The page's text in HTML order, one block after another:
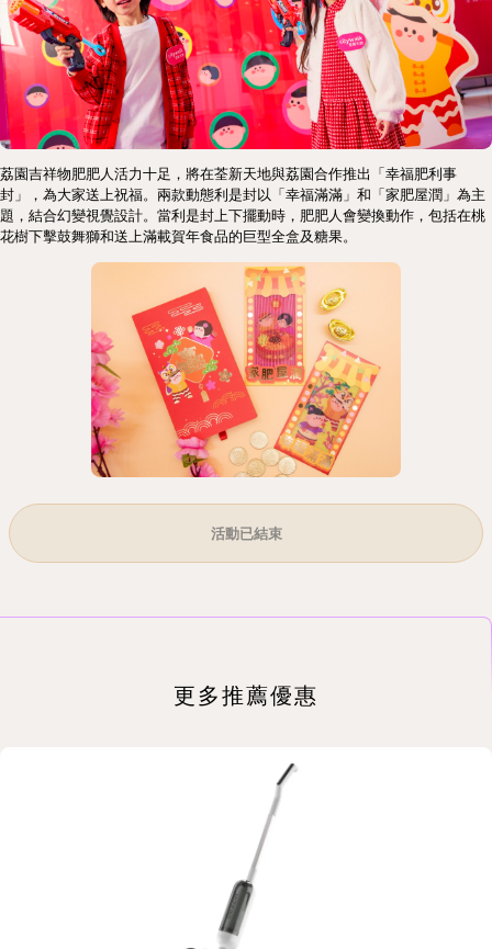
荔園吉祥物肥肥人活力十足，將在荃新天地與荔園合作推出「幸福肥利事
封」，為大家送上祝福。兩款動態利是封以「幸福滿滿」和「家肥屋潤」為主
題，結合幻變視覺設計。當利是封上下擺動時，肥肥人會變換動作，包括在桃
花樹下擊鼓舞獅和送上滿載賀年食品的巨型全盒及糖果。
活動已結束
更多推薦優惠